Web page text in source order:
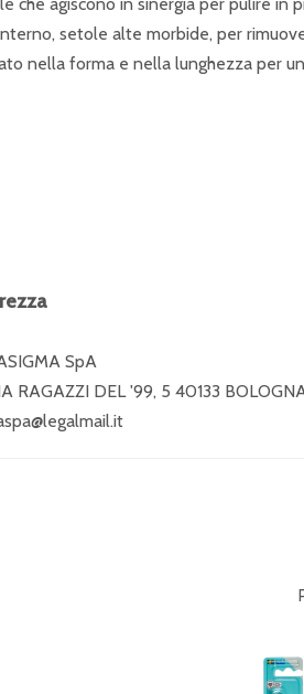
setole alte morbide, per
nella forma e nella lunghezza per
SpA
RAGAZZI DEL '99, 5 40133